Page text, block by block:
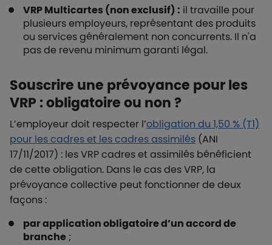
VRP Multicartes (non exclusif) : il travaille pour
plusieurs employeurs, représentant des produits
ou services généralement non concurrents. Il n'a
pas de revenu minimum garanti légal.
Souscrire une prévoyance pour les
VRP : obligatoire ou non ?
L’employeur doit respecter l’obligation du 1,50 % (T1)
pour les cadres et les cadres assimilés (ANI
17/11/2017) : les VRP cadres et assimilés bénéficient
de cette obligation. Dans le cas des VRP, la
prévoyance collective peut fonctionner de deux
façons :
par application obligatoire d’un accord de
branche ;